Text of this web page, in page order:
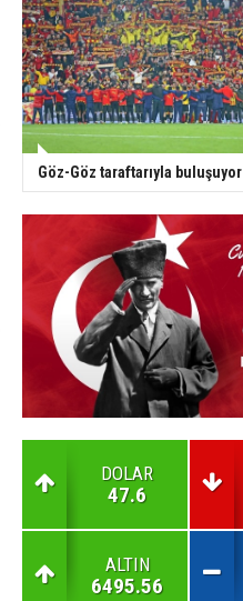
Göz-Göz taraftarıyla buluşuyor
DOLAR
47.6
ALTIN
6495.56